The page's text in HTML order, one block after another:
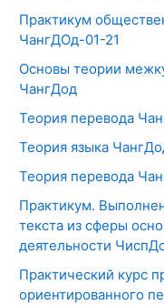
Практикум
ЧангДОд-01-21
Основы теории
ЧангДод
Теория перевода
Теория языка
Теория перевода
Практикум.
текста из сферы
деятельности
Практический курс
ориентированного